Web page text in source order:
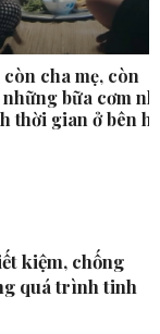
còn cha mẹ, còn
bữa cơm
thời gian ở bên
kiệm, chống
quá trình tinh